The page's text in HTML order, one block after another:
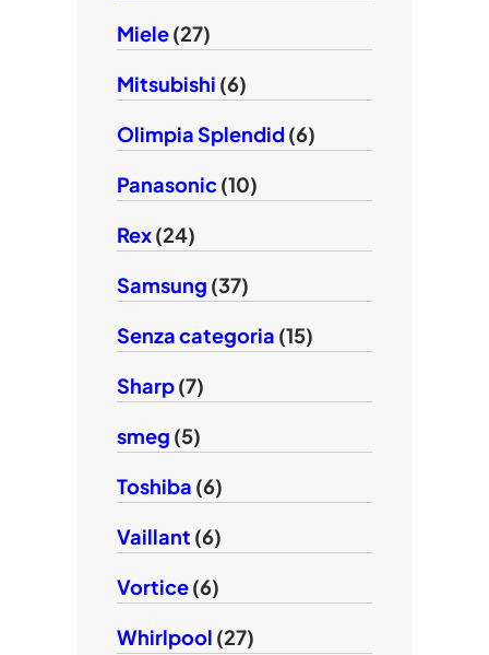
Miele(27)
Mitsubishi (6)
Olimpia Splendid(6)
Panasonic(10)
Rex(24)
Samsung (37)
Senza categoria (15)
Sharp(7)
smeg (5)
Toshiba (6)
Vaillant (6)
Vortice(6)
Whirlpool (27)